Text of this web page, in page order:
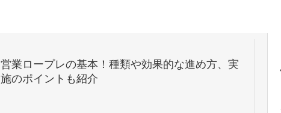
営業ロープレの基本！種類や効果的な進め方、実
施のポイントも紹介